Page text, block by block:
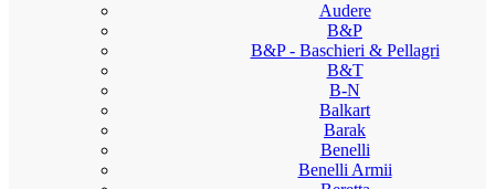
Audere
B&P
B&P - Baschieri & Pellagri
B&T
B-N
Balkart
Barak
Benelli
Benelli Armii